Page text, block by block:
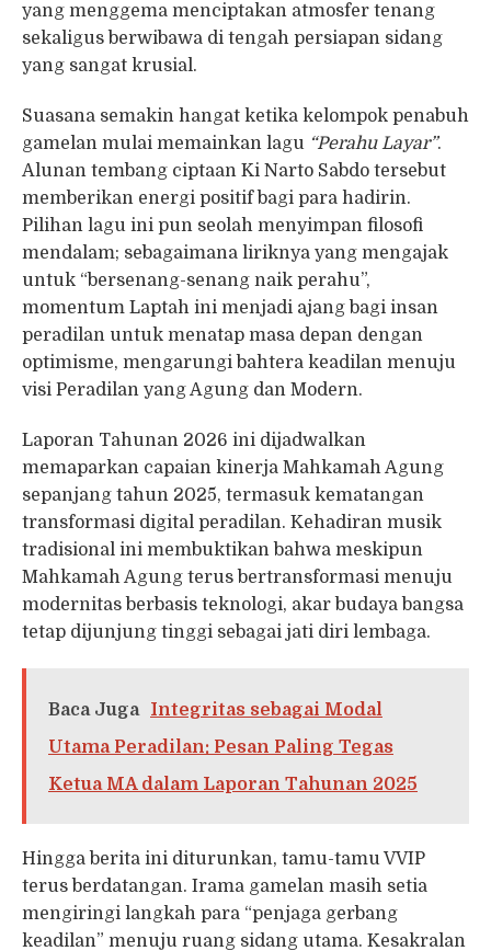
yang menggema menciptakan atmosfer tenang
sekaligus berwibawa di tengah persiapan sidang
yang sangat krusial.
Suasana semakin hangat ketika kelompok penabuh
gamelan mulai memainkan lagu “Perahu Layar”.
Alunan tembang ciptaan Ki Narto Sabdo tersebut
memberikan energi positif bagi para hadirin.
Pilihan lagu ini pun seolah menyimpan filosofi
mendalam; sebagaimana liriknya yang mengajak
untuk “bersenang-senang naik perahu”,
momentum Laptah ini menjadi ajang bagi insan
peradilan untuk menatap masa depan dengan
optimisme, mengarungi bahtera keadilan menuju
visi Peradilan yang Agung dan Modern.
Laporan Tahunan 2026 ini dijadwalkan
memaparkan capaian kinerja Mahkamah Agung
sepanjang tahun 2025, termasuk kematangan
transformasi digital peradilan. Kehadiran musik
tradisional ini membuktikan bahwa meskipun
Mahkamah Agung terus bertransformasi menuju
modernitas berbasis teknologi, akar budaya bangsa
tetap dijunjung tinggi sebagai jati diri lembaga.
Baca Juga
Integritas sebagai Modal
Utama Peradilan: Pesan Paling Tegas
Ketua MA dalam Laporan Tahunan 2025
Hingga berita ini diturunkan, tamu-tamu VVIP
terus berdatangan. Irama gamelan masih setia
mengiringi langkah para “penjaga gerbang
keadilan” menuju ruang sidang utama. Kesakralan